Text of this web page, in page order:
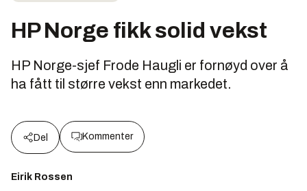
HP Norge fikk solid vekst
HP Norge-sjef Frode Haugli er fornøyd over å
ha fått til større vekst enn markedet.
Del Kommenter
Eirik Rossen